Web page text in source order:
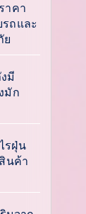
าคา
ถและ
ย
มี
มัก
รฝุ่น
นค้า